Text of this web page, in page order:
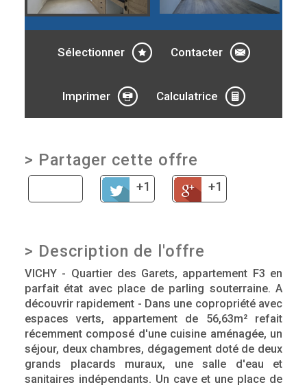
Sélectionner Contacter
Imprimer Calculatrice
> Partager cette offre
+1 +1
> Description de l'offre
VICHY - Quartier des Garets, appartement F3 en
parfait état avec place de parling souterraine. A
découvrir rapidement - Dans une copropriété avec
espaces verts, appartement de 56,63m² refait
récemment composé d'une cuisine aménagée, un
séjour, deux chambres, dégagement doté de deux
grands placards muraux, une salle d'eau et
sanitaires indépendants. Un cave et une place de